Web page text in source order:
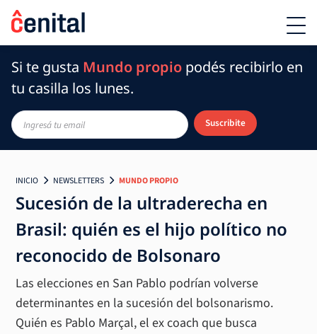
Si te gusta Mundo propio podés recibirlo en
tu casilla los lunes.
Suscribite
INICIO NEWSLETTERS MUNDO PROPIO
Sucesión de la ultraderecha en
Brasil: quién es el hijo político no
reconocido de Bolsonaro
Las elecciones en San Pablo podrían volverse
determinantes en la sucesión del bolsonarismo.
Quién es Pablo Marçal, el ex coach que busca